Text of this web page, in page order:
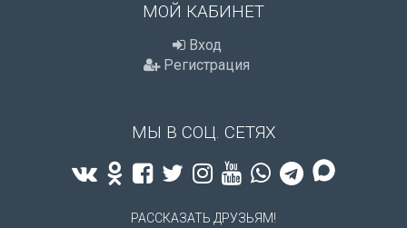
МОЙ КАБИНЕТ
Вход
Регистрация
МЫ В СОЦ. СЕТЯХ
РАССКАЗАТЬ ДРУЗЬЯМ!